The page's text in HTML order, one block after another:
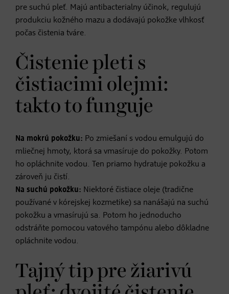
pre suchú pleť. Majú antibacterialny účinok, regulujú
produkciu kožného mazu a dodávajú pokožke vlhkosť
počas čistenia tváre.
Čistenie pleti s
čistiacimi olejmi:
takto to funguje
Na mokrú pokožku: Po zmiešaní s vodou emulgujú do
mliečnej hmoty, ktorá sa vmasíruje do pokožky. Potom
ho opláchnite vodou. Ten priamo hydratuje pokožku a
zároveň ju čistí.
Na suchú pokožku: Niektoré čistiace oleje (tradične
používané v kórejskej kozmetike) sa nanášajú na suchú
pokožku a vmasírujú sa. Potom ho jednoducho
odstráňte pomocou vatového tampónu alebo dôkladne
opláchnite vodou.
Tajný tip pre žiarivú